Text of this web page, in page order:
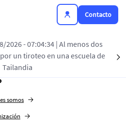
Contacto
2026 - 07:04:34 | Al menos dos
un tiroteo en una escuela de
Tailandia
somos